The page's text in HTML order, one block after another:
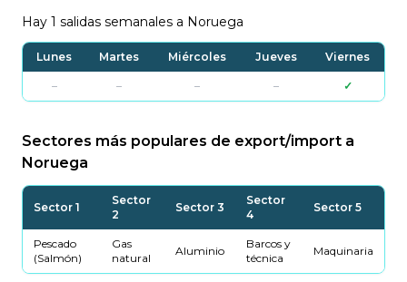
Hay 1 salidas semanales a Noruega
Lunes Martes Miércoles Jueves Viernes
– – – – ✓
Sectores más populares de export/import a
Noruega
Sector 1
Sector
2
Sector 3
Sector
4
Sector 5
Pescado
(Salmón)
Gas
natural
Aluminio
Barcos y
técnica
Maquinaria